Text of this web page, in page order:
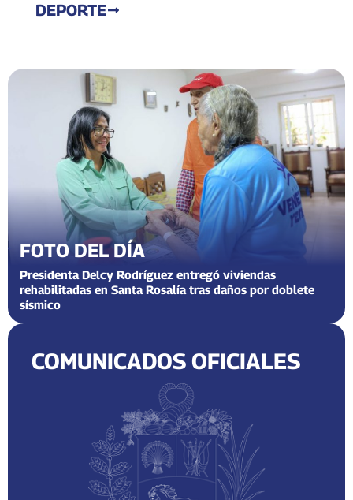
DEPORTE
COMUNICADOS OFICIALES
FOTO DEL DÍA
Presidenta Delcy Rodríguez entregó viviendas
rehabilitadas en Santa Rosalía tras daños por doblete
sísmico